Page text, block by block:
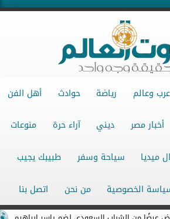
عرب وعالم رياضة حوادث أهل الفن
أخبار مصر ديني آراء حرة منوعات
ميديا سياحة وسفر طبيبك يجيب
الخصوصية من نحن اتصل بنا
جميع الحقوق محفوظة ©